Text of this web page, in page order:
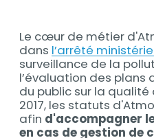
Contenu
Le cœur de métier
dans l’arrêté
surveillance de la
l’évaluation des plans
du public sur la qualité
2017, les statuts
afin d'accompagner
en cas de gestion de